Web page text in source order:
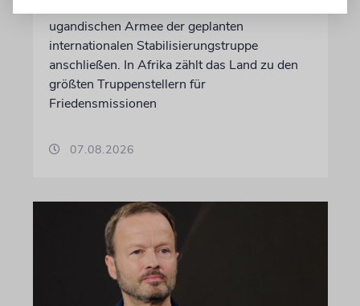
ugandischen Armee der geplanten
internationalen Stabilisierungstruppe
anschließen. In Afrika zählt das Land zu den
größten Truppenstellern für
Friedensmissionen
07.08.2026